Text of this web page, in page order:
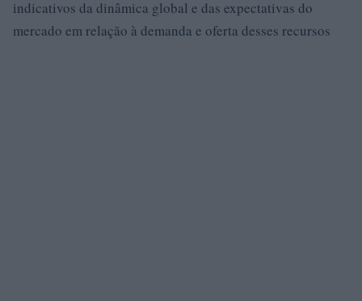
indicativos da dinâmica global e das expectativas do
mercado em relação à demanda e oferta desses recursos